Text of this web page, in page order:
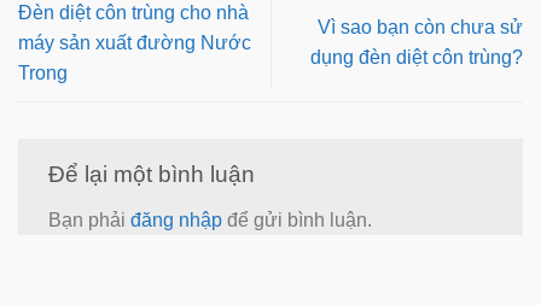
Đèn diệt côn trùng cho nhà
máy sản xuất đường Nước
Trong
Vì sao bạn còn chưa sử
dụng đèn diệt côn trùng?
Để lại một bình luận
Bạn phải đăng nhập để gửi bình luận.